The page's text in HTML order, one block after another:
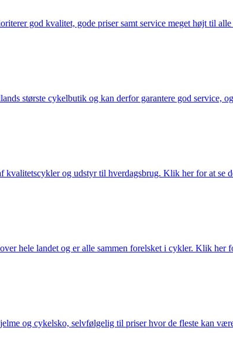
god kvalitet, gode priser samt service meget højt til
største cykelbutik og kan derfor garantere god service,
kvalitetscykler og udstyr til hverdagsbrug. Klik her for at se
hele landet og er alle sammen forelsket i cykler. Klik her
og cykelsko, selvfølgelig til priser hvor de fleste kan